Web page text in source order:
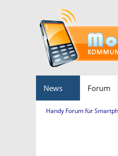
News Forum
Handy Forum für